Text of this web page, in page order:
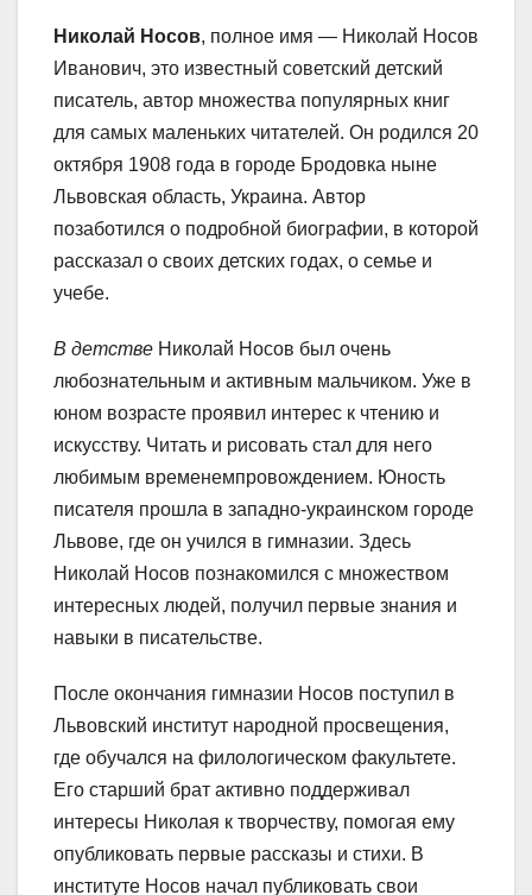
Николай Носов, полное имя — Николай Носов
Иванович, это известный советский детский
писатель, автор множества популярных книг
для самых маленьких читателей. Он родился 20
октября 1908 года в городе Бродовка ныне
Львовская область, Украина. Автор
позаботился о подробной биографии, в которой
рассказал о своих детских годах, о семье и
учебе.
В детстве Николай Носов был очень
любознательным и активным мальчиком. Уже в
юном возрасте проявил интерес к чтению и
искусству. Читать и рисовать стал для него
любимым временемпровождением. Юность
писателя прошла в западно-украинском городе
Львове, где он учился в гимназии. Здесь
Николай Носов познакомился с множеством
интересных людей, получил первые знания и
навыки в писательстве.
После окончания гимназии Носов поступил в
Львовский институт народной просвещения,
где обучался на филологическом факультете.
Его старший брат активно поддерживал
интересы Николая к творчеству, помогая ему
опубликовать первые рассказы и стихи. В
институте Носов начал публиковать свои